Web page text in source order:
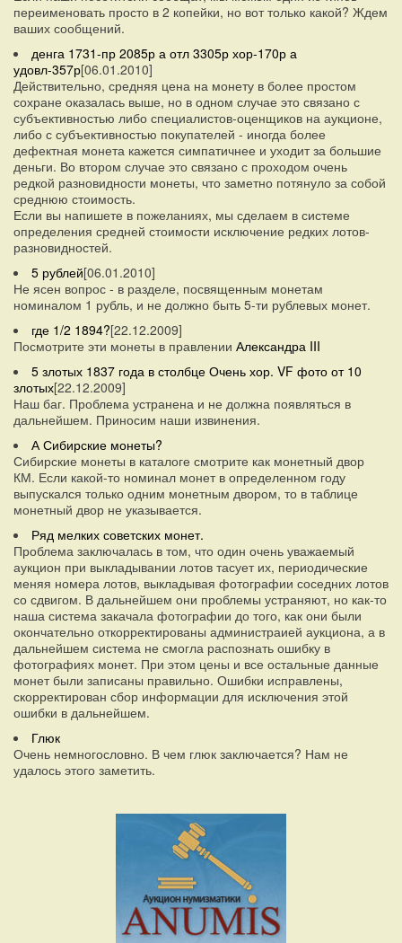
переименовать просто в 2 копейки, но вот только какой? Ждем
ваших сообщений.
денга 1731-пр 2085р а отл 3305р хор-170р а
удовл-357р[06.01.2010]
Действительно, средняя цена на монету в более простом
сохране оказалась выше, но в одном случае это связано с
субъективностью либо специалистов-оценщиков на аукционе,
либо с субъективностью покупателей - иногда более
дефектная монета кажется симпатичнее и уходит за большие
деньги. Во втором случае это связано с проходом очень
редкой разновидности монеты, что заметно потянуло за собой
среднюю стоимость.
Если вы напишете в пожеланиях, мы сделаем в системе
определения средней стоимости исключение редких лотов-
разновидностей.
5 рублей[06.01.2010]
Не ясен вопрос - в разделе, посвященным монетам
номиналом 1 рубль, и не должно быть 5-ти рублевых монет.
где 1/2 1894?[22.12.2009]
Посмотрите эти монеты в правлении Александра III
5 злотых 1837 года в столбце Очень хор. VF фото от 10
злотых[22.12.2009]
Наш баг. Проблема устранена и не должна появляться в
дальнейшем. Приносим наши извинения.
А Сибирские монеты?
Сибирские монеты в каталоге смотрите как монетный двор
КМ. Если какой-то номинал монет в определенном году
выпускался только одним монетным двором, то в таблице
монетный двор не указывается.
Ряд мелких советских монет.
Проблема заключалась в том, что один очень уважаемый
аукцион при выкладывании лотов тасует их, периодические
меняя номера лотов, выкладывая фотографии соседних лотов
со сдвигом. В дальнейшем они проблемы устраняют, но как-то
наша система закачала фотографии до того, как они были
окончательно откорректированы администраией аукциона, а в
дальнейшем система не смогла распознать ошибку в
фотографиях монет. При этом цены и все остальные данные
монет были записаны правильно. Ошибки исправлены,
скорректирован сбор информации для исключения этой
ошибки в дальнейшем.
Глюк
Очень немногословно. В чем глюк заключается? Нам не
удалось этого заметить.